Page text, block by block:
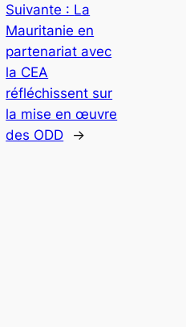
Suivante : La
Mauritanie en
partenariat avec
la CEA
réfléchissent sur
la mise en œuvre
des ODD
→